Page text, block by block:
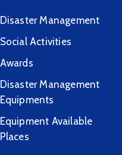
Disaster Management
Social Activities
Awards
Disaster Management
Equipments
Equipment Available
Places